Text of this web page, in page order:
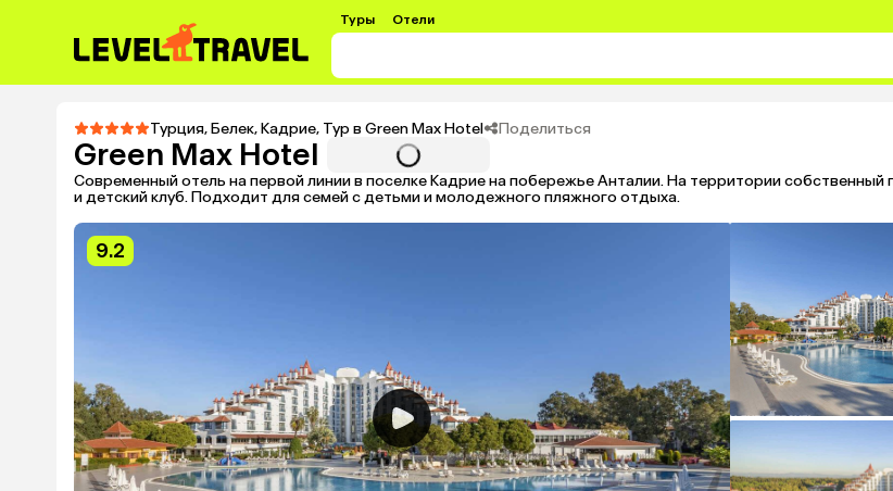
Туры Отели
Турция,Белек,Кадрие, Тур в Green Max Hotel Поделиться
Green Max Hotel
Современный отель на первой линии в поселке Кадрие на побережье Анталии. На территории
и детский клуб. Подходит для семей с детьми и молодежного пляжного отдыха.
9.2